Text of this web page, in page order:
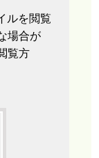
ルを閲覧
場合が
覧方